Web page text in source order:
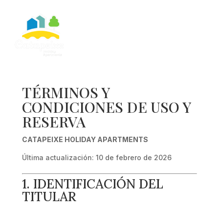
TÉRMINOS Y
CONDICIONES DE USO Y
RESERVA
CATAPEIXE HOLIDAY APARTMENTS
Última actualización: 10 de febrero de 2026
1. IDENTIFICACIÓN DEL
TITULAR